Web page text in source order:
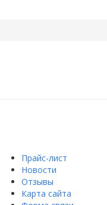
Прайс-лист
Новости
Отзывы
Карта сайта